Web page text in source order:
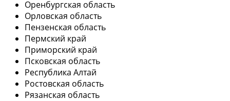
Оренбургская область
Орловская область
Пензенская область
Пермский край
Приморский край
Псковская область
Республика Алтай
Ростовская область
Рязанская область